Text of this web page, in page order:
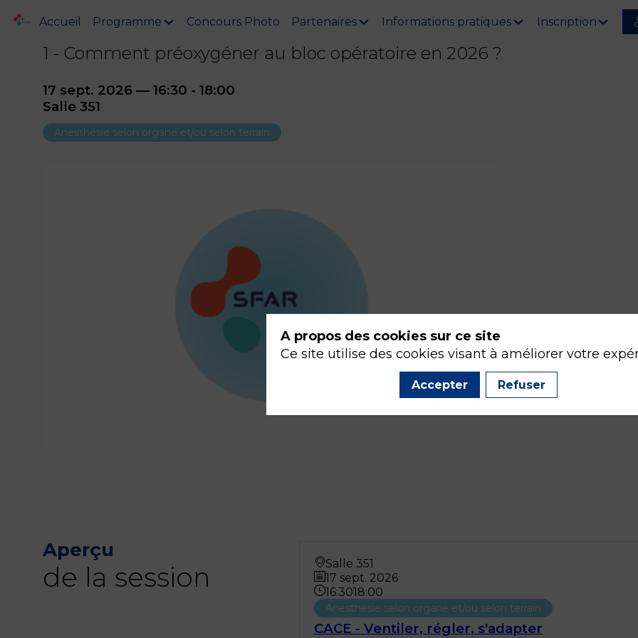
Accueil Programme Concours Photo Partenaires Informations pratiques Inscription
1 - Comment préoxygéner au bloc opératoire en 2026 ?
17 sept. 2026 — 16:30 - 18:00
Salle 351
Anesthésie selon organe et/ou selon terrain
Aperçu
de la session
Salle 351
17 sept. 2026
16:3018:00
Anesthésie selon organe et/ou selon terrain
CACE - Ventiler, régler, s'adapter
A propos des cookies sur ce site
Ce site utilise des cookies visant à améliorer votre
Accepter Refuser